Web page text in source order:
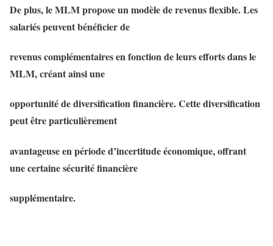
De plus, le MLM propose un modèle de revenus flexible. Les
salariés peuvent bénéficier de
revenus complémentaires en fonction de leurs efforts dans le
MLM, créant ainsi une
opportunité de diversification financière. Cette diversification
peut être particulièrement
avantageuse en période d’incertitude économique, offrant
une certaine sécurité financière
supplémentaire.